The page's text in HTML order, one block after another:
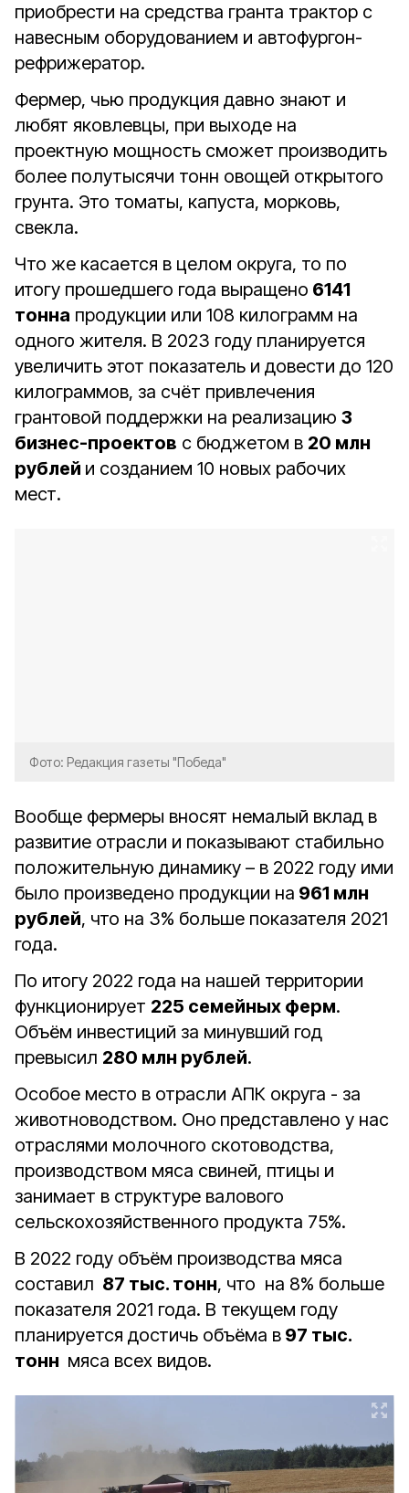
приобрести на средства гранта трактор с
навесным оборудованием и автофургон-
рефрижератор.
Фермер, чью продукция давно знают и
любят яковлевцы, при выходе на
проектную мощность сможет производить
более полутысячи тонн овощей открытого
грунта. Это томаты, капуста, морковь,
свекла.
Что же касается в целом округа, то по
итогу прошедшего года выращено 6141
тонна продукции или 108 килограмм на
одного жителя. В 2023 году планируется
увеличить этот показатель и довести до 120
килограммов, за счёт привлечения
грантовой поддержки на реализацию 3
бизнес-проектов с бюджетом в 20 млн
рублей и созданием 10 новых рабочих
мест.
Фото: Редакция газеты "Победа"
Вообще фермеры вносят немалый вклад в
развитие отрасли и показывают стабильно
положительную динамику – в 2022 году ими
было произведено продукции на 961 млн
рублей, что на 3% больше показателя 2021
года.
По итогу 2022 года на нашей территории
функционирует 225 семейных ферм.
Объём инвестиций за минувший год
превысил 280 млн рублей.
Особое место в отрасли АПК округа - за
животноводством. Оно представлено у нас
отраслями молочного скотоводства,
производством мяса свиней, птицы и
занимает в структуре валового
сельскохозяйственного продукта 75%.
В 2022 году объём производства мяса
составил 87 тыс. тонн, что на 8% больше
показателя 2021 года. В текущем году
планируется достичь объёма в 97 тыс.
тонн мяса всех видов.